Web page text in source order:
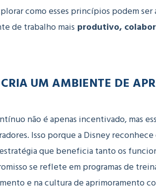
como esses princípios podem
de trabalho mais produtivo,
UM AMBIENTE DE
não é apenas incentivado, mas
Isso porque a Disney
que beneficia tanto os
se reflete em programas de
e na cultura de aprimoramento